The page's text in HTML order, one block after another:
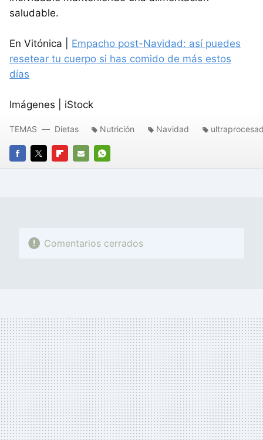
saludable.
En Vitónica | Empacho post-Navidad: así puedes
resetear tu cuerpo si has comido de más estos
días
Imágenes | iStock
FACEBOOK
TWITTERFLIPBOARD
E-
WHATSAPP
TEMAS Dietas Nutrición Navidad
Comentarios cerrados